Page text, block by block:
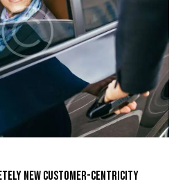
NEW CUSTOMER-CENTRICITY